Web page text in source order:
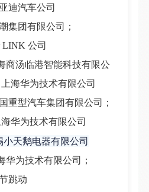
车公司
潮集团有限公司；
公司
汤临港智能科技有限公
为技术有限公司
型汽车集团有限公司；
海华为技术有限公司
小天鹅电器有限公司
华为技术有限公司；
动